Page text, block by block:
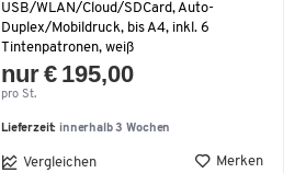
USB/WLAN/Cloud/SDCard, Auto-
Duplex/Mobildruck, bis A4, inkl. 6
Tintenpatronen, weiß
nur € 195,00
pro St.
Lieferzeit: innerhalb 3 Wochen
Vergleichen Merken